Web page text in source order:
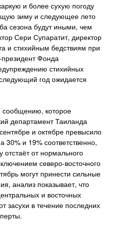
и более сухую погоду
зиму и следующее лето
сезона будут иными, чем
Сери Супаратит, директор
и стихийным бедствиям при
президент Фонда
стихийных
год ожидается
сообщению, которое
департамент Таиланда
и октябре превысило
и 19% соответственно,
от нормального
северо-восточного
могут принести сильные
анализ показывает, что
и восточных
засухи в течение последних